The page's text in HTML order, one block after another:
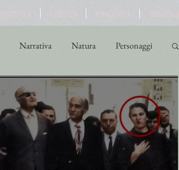
Narrativa Natura Personaggi
Turismo